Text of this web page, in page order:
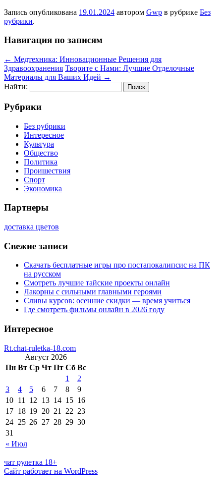
Запись опубликована 19.01.2024 автором Gwp в рубрике Без
рубрики.
Навигация по записям
← Медтехника: Инновационные Решения для
Здравоохранения Творите с Нами: Лучшие Отделочные
Материалы для Ваших Идей →
Найти:
Рубрики
Без рубрики
Интересное
Культура
Общество
Политика
Проишествия
Спорт
Экономика
Партнеры
доставка цветов
Свежие записи
Скачать бесплатные игры про постапокалипсис на ПК
на русском
Смотреть лучшие тайские проекты онлайн
Лакорны с сильными главными героями
Сливы курсов: осенние скидки — время учиться
Где смотреть фильмы онлайн в 2026 году
Интересное
Rt.chat-ruletka-18.com
Август 2026
Пн Вт Ср Чт Пт Сб Вс
« Июл
1
2
3
4 5 6 7 8
9
10 11 12 13 14 15 16
17 18 19 20 21 22 23
24 25 26 27 28 29 30
31
чат рулетка 18+
Сайт работает на WordPress